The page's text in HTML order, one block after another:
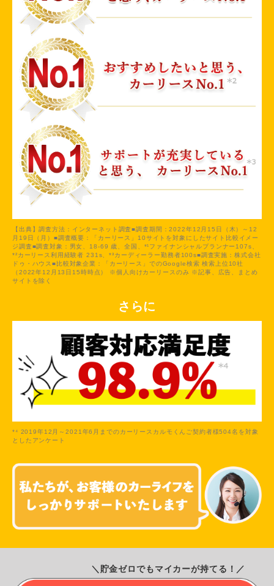
【出典】調査方法：インターネット調査■調査期間：2022年12月15日（木）～12
月19日（月）■調査概要：「カーリース」10サイトを対象にしたサイト比較イメー
ジ調査■調査対象：男女、18-69 歳、全国、*¹ファイナンシャルプランナー107s、
*²カーリース利用経験者 231s、*³カーディーラー勤務者100s■調査実施：株式会社
ドゥ・ハウス■比較対象企業：「カーリース」でのGoogle検索 検索上位10社
（2022年12月13日15時時点） ※個人向けカーリースのみ ※記事、広告、まとめ
サイトを除く
さらに
*⁴ 2019年12月～2021年6月までのカーリースカルモくんご契約者様504名を対象
としたアンケート
＼貯金ゼロでもマイカーが持てる！／